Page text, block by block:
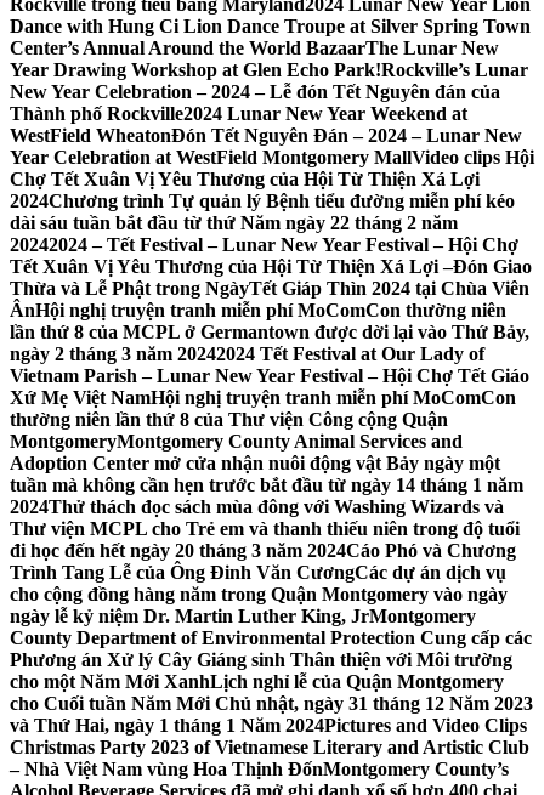
Rockville trong tiểu bang Maryland2024 Lunar New Year Lion
Dance with Hung Ci Lion Dance Troupe at Silver Spring Town
Center’s Annual Around the World BazaarThe Lunar New
Year Drawing Workshop at Glen Echo Park!Rockville’s Lunar
New Year Celebration – 2024 – Lễ đón Tết Nguyên đán của
Thành phố Rockville2024 Lunar New Year Weekend at
WestField WheatonĐón Tết Nguyên Đán – 2024 – Lunar New
Year Celebration at WestField Montgomery MallVideo clips Hội
Chợ Tết Xuân Vị Yêu Thương của Hội Từ Thiện Xá Lợi
2024Chương trình Tự quản lý Bệnh tiểu đường miễn phí kéo
dài sáu tuần bắt đầu từ thứ Năm ngày 22 tháng 2 năm
20242024 – Tết Festival – Lunar New Year Festival – Hội Chợ
Tết Xuân Vị Yêu Thương của Hội Từ Thiện Xá Lợi –Đón Giao
Thừa và Lễ Phật trong NgàyTết Giáp Thìn 2024 tại Chùa Viên
ÂnHội nghị truyện tranh miễn phí MoComCon thường niên
lần thứ 8 của MCPL ở Germantown được dời lại vào Thứ Bảy,
ngày 2 tháng 3 năm 20242024 Tết Festival at Our Lady of
Vietnam Parish – Lunar New Year Festival – Hội Chợ Tết Giáo
Xứ Mẹ Việt NamHội nghị truyện tranh miễn phí MoComCon
thường niên lần thứ 8 của Thư viện Công cộng Quận
MontgomeryMontgomery County Animal Services and
Adoption Center mở cửa nhận nuôi động vật Bảy ngày một
tuần mà không cần hẹn trước bắt đầu từ ngày 14 tháng 1 năm
2024Thử thách đọc sách mùa đông với Washing Wizards và
Thư viện MCPL cho Trẻ em và thanh thiếu niên trong độ tuổi
đi học đến hết ngày 20 tháng 3 năm 2024Cáo Phó và Chương
Trình Tang Lễ của Ông Đinh Văn CươngCác dự án dịch vụ
cho cộng đồng hàng năm trong Quận Montgomery vào ngày
ngày lễ kỷ niệm Dr. Martin Luther King, JrMontgomery
County Department of Environmental Protection Cung cấp các
Phương án Xử lý Cây Giáng sinh Thân thiện với Môi trường
cho một Năm Mới XanhLịch nghỉ lễ của Quận Montgomery
cho Cuối tuần Năm Mới Chủ nhật, ngày 31 tháng 12 Năm 2023
và Thứ Hai, ngày 1 tháng 1 Năm 2024Pictures and Video Clips
Christmas Party 2023 of Vietnamese Literary and Artistic Club
– Nhà Việt Nam vùng Hoa Thịnh ĐốnMontgomery County’s
Alcohol Beverage Services đã mở ghi danh xổ số hơn 400 chai